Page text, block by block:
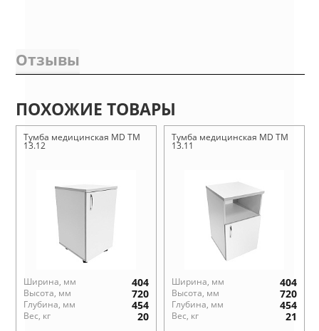
Отзывы
ПОХОЖИЕ ТОВАРЫ
Тумба медицинская MD ТМ
13.12
Ширина, мм 404
Высота, мм 720
Глубина, мм 454
Вес, кг 20
Тумба медицинская MD ТМ
13.11
Ширина, мм 404
Высота, мм 720
Глубина, мм 454
Вес, кг 21